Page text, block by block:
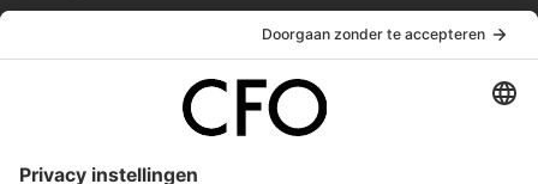
Vacatures
Service & Contact
Werken bij ons